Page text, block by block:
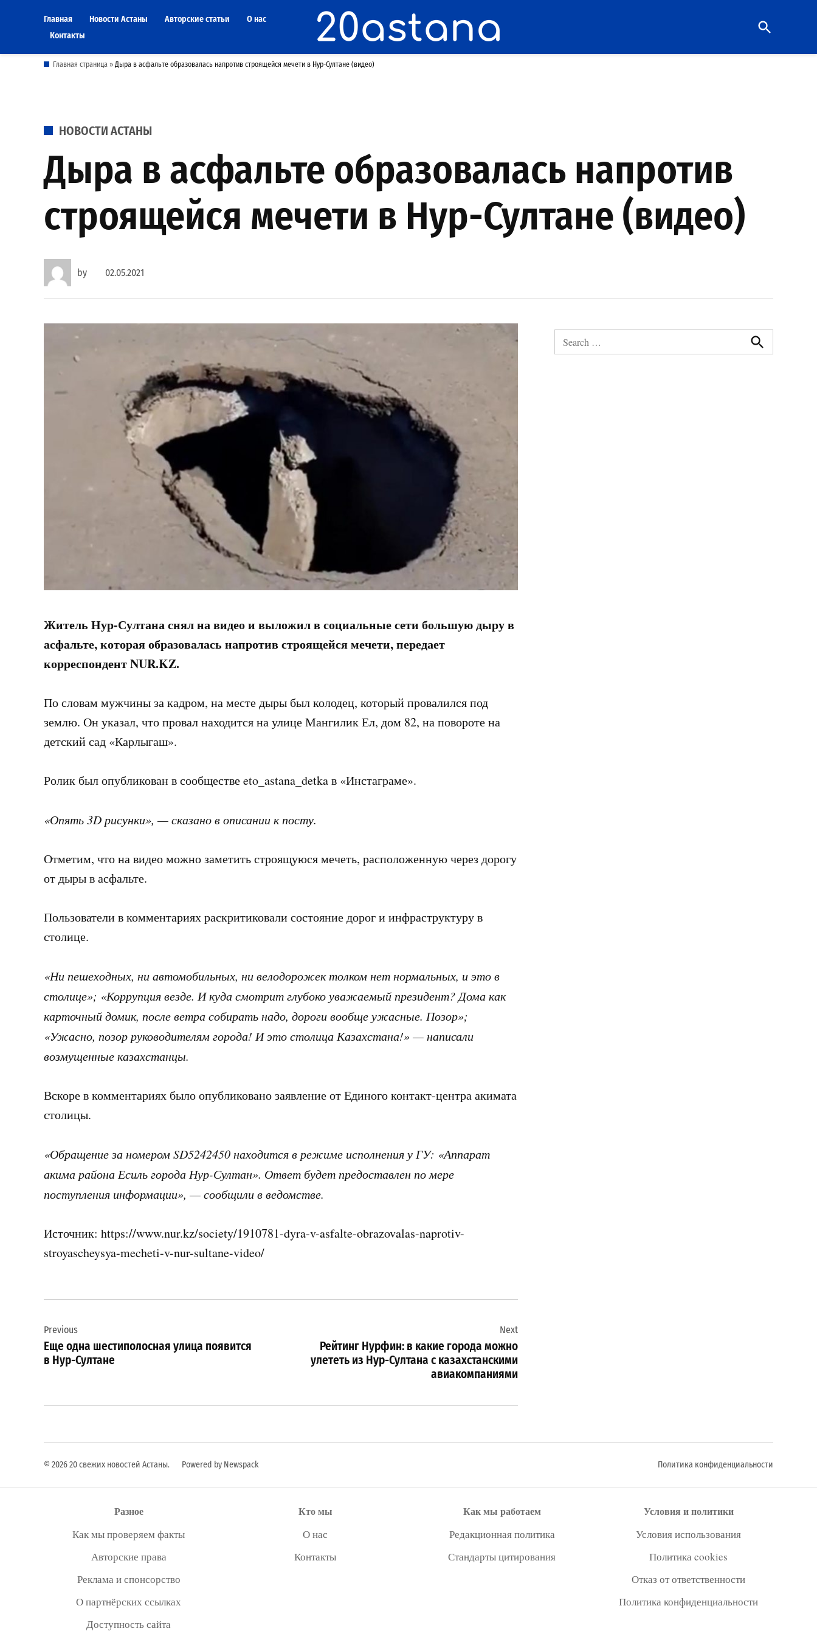
Главная Новости Астаны Авторские статьи
О нас
Контакты
Open
Search
Главная страница » Дыра в асфальте образовалась напротив строящейся мечети в Нур-Султане (видео)
POSTED
НОВОСТИ АСТАНЫ
Дыра в асфальте образовалась напротив
строящейся мечети в Нур-Султане (видео)
by 02.05.2021
Житель Нур-Султана снял на видео и выложил в социальные сети большую дыру в
асфальте, которая образовалась напротив строящейся мечети, передает
корреспондент NUR.KZ.
По словам мужчины за кадром, на месте дыры был колодец, который провалился под
землю. Он указал, что провал находится на улице Мангилик Ел, дом 82, на повороте на
детский сад «Карлыгаш».
Ролик был опубликован в сообществе eto_astana_detka в «Инстаграме».
«Опять 3D рисунки», — сказано в описании к посту.
Отметим, что на видео можно заметить строящуюся мечеть, расположенную через дорогу
от дыры в асфальте.
Пользователи в комментариях раскритиковали состояние дорог и инфраструктуру в
столице.
«Ни пешеходных, ни автомобильных, ни велодорожек толком нет нормальных, и это в
столице»; «Коррупция везде. И куда смотрит глубоко уважаемый президент? Дома как
карточный домик, после ветра собирать надо, дороги вообще ужасные. Позор»;
«Ужасно, позор руководителям города! И это столица Казахстана!» — написали
возмущенные казахстанцы.
Вскоре в комментариях было опубликовано заявление от Единого контакт-центра акимата
столицы.
«Обращение за номером SD5242450 находится в режиме исполнения у ГУ: «Аппарат
акима района Есиль города Нур-Султан». Ответ будет предоставлен по мере
поступления информации», — сообщили в ведомстве.
Источник: https://www.nur.kz/society/1910781-dyra-v-asfalte-obrazovalas-naprotiv-
stroyascheysya-mecheti-v-nur-sultane-video/
по
записям
Previous
Еще одна шестиполосная улица появится
в Нур-Султане
Next
Рейтинг Нурфин: в какие города можно
улететь из Нур-Султана с казахстанскими
авиакомпаниями
Search
for:
Search
© 2026 20 свежих новостей Астаны. Powered by Newspack Политика конфиденциальности
Разное
Как мы проверяем факты
Авторские права
Реклама и спонсорство
О партнёрских ссылках
Доступность сайта
Кто мы
О нас
Контакты
Как мы работаем
Редакционная политика
Стандарты цитирования
Условия и политики
Условия использования
Политика cookies
Отказ от ответственности
Политика конфиденциальности